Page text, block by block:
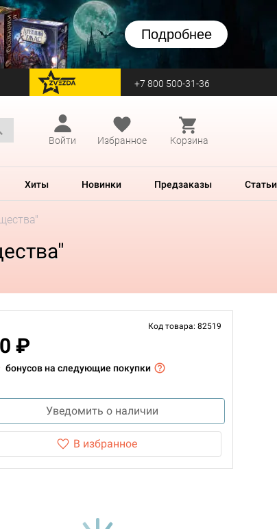
Подробнее
перейти на Zvezda +7 800 500-31-36
Войти
Избранное Корзина
Хиты Новинки Предзаказы Статьи
Код товара: 82519
₽
бонусов на следующие покупки
Уведомить о наличии
В избранное